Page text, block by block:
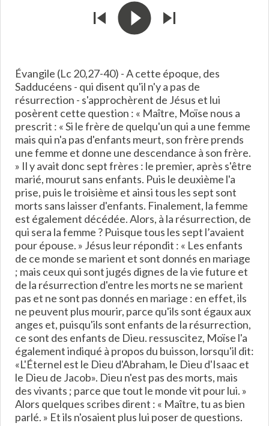
Évangile (Lc 20,27-40) - A cette époque, des
Sadducéens - qui disent qu'il n'y a pas de
résurrection - s'approchèrent de Jésus et lui
posèrent cette question : « Maître, Moïse nous a
prescrit : « Si le frère de quelqu'un qui a une femme
mais qui n'a pas d'enfants meurt, son frère prends
une femme et donne une descendance à son frère.
» Il y avait donc sept frères : le premier, après s'être
marié, mourut sans enfants. Puis le deuxième l'a
prise, puis le troisième et ainsi tous les sept sont
morts sans laisser d'enfants. Finalement, la femme
est également décédée. Alors, à la résurrection, de
qui sera la femme ? Puisque tous les sept l’avaient
pour épouse. » Jésus leur répondit : « Les enfants
de ce monde se marient et sont donnés en mariage
; mais ceux qui sont jugés dignes de la vie future et
de la résurrection d'entre les morts ne se marient
pas et ne sont pas donnés en mariage : en effet, ils
ne peuvent plus mourir, parce qu'ils sont égaux aux
anges et, puisqu'ils sont enfants de la résurrection,
ce sont des enfants de Dieu. ressuscitez, Moïse l'a
également indiqué à propos du buisson, lorsqu'il dit:
«L'Éternel est le Dieu d'Abraham, le Dieu d'Isaac et
le Dieu de Jacob». Dieu n'est pas des morts, mais
des vivants ; parce que tout le monde vit pour lui. »
Alors quelques scribes dirent : « Maître, tu as bien
parlé. » Et ils n'osaient plus lui poser de questions.